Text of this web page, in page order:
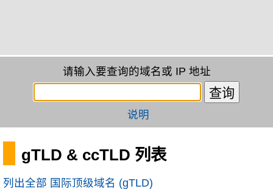
请输入要查询的域名或 IP 地址
说明
gTLD & ccTLD 列表
列出全部 国际顶级域名 (gTLD)